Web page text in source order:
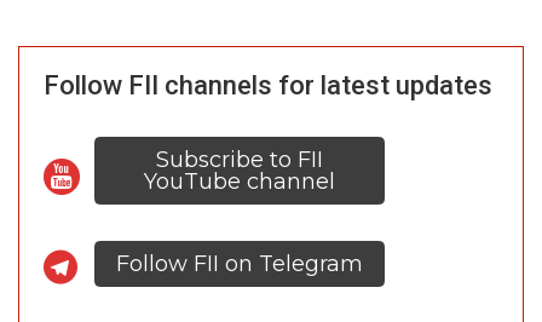
Follow FII channels for latest updates
Subscribe to FII
YouTube channel
Follow FII on Telegram